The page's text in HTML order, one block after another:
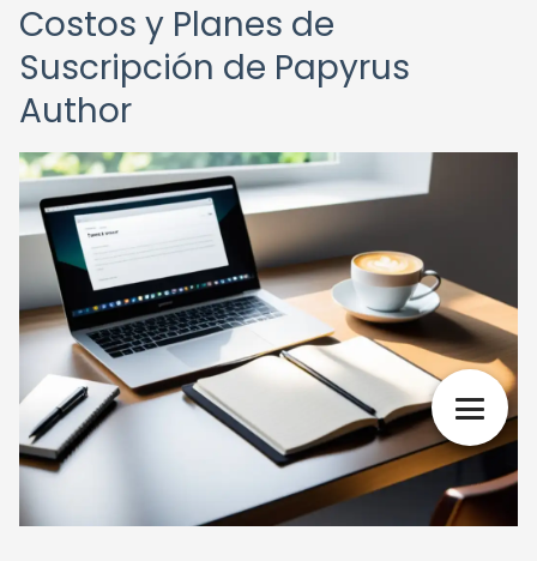
Costos y Planes de
Suscripción de Papyrus
Author